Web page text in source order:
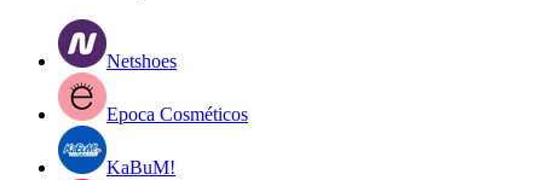
Netshoes
Epoca Cosméticos
KaBuM!